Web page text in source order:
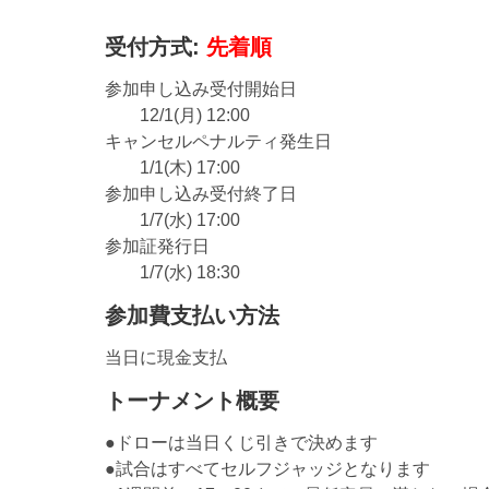
受付方式: 先着順
参加申し込み受付開始日
12/1(月) 12:00
キャンセルペナルティ発生日
1/1(木) 17:00
参加申し込み受付終了日
1/7(水) 17:00
参加証発行日
1/7(水) 18:30
参加費支払い方法
当日に現金支払
トーナメント概要
●ドローは当日くじ引きで決めます
●試合はすべてセルフジャッジとなります